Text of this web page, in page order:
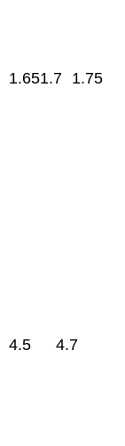
1.651.7 1.75
4.5 4.7